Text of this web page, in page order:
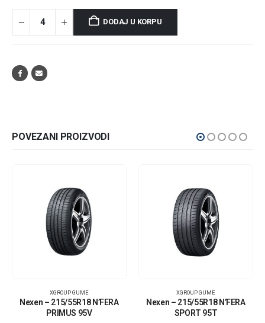
DODAJ U KORPU
POVEZANI PROIZVODI
XGROUP GUME
Nexen – 215/55R18 N’FERA
PRIMUS 95V
XGROUP GUME
Nexen – 215/55R18 N’FERA
SPORT 95T